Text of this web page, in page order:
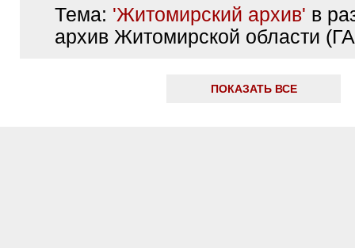
Тема: 'Житомирский архив' в
архив Житомирской области
ПОКАЗАТЬ ВСЕ